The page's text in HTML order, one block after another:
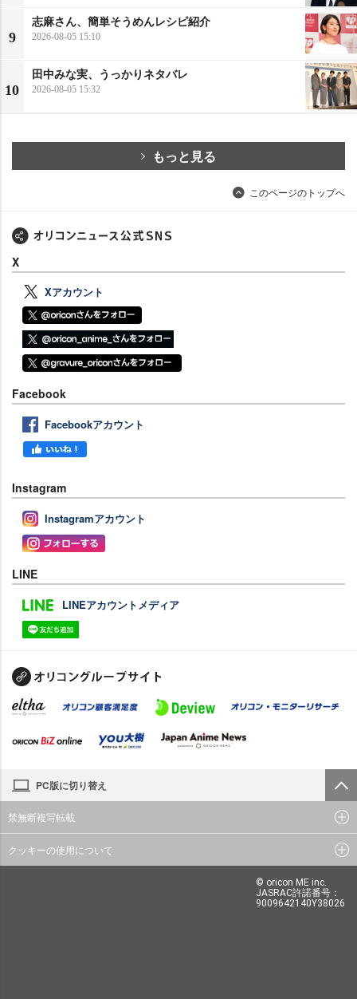
9
志麻さん、簡単そうめんレシピ紹介
2026-08-05 15:10
10
田中みな実、うっかりネタバレ
2026-08-05 15:32
もっと見る
このページのトップへ
X
Xアカウント
Facebook
Facebookアカウント
Instagram
Instagramアカウント
LINE
LINEアカウントメディア
PC版に切り替え
禁無断複写転載
クッキーの使用について
© oricon ME inc.
JASRAC許諾番号：
9009642140Y38026